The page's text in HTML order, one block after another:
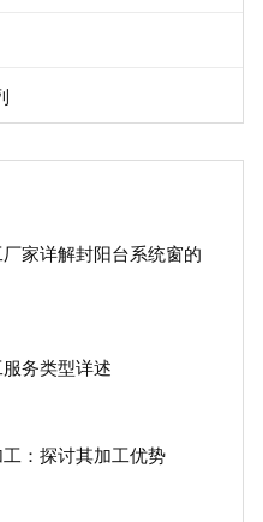
家详解封阳台系统窗的
务类型详述
：探讨其加工优势